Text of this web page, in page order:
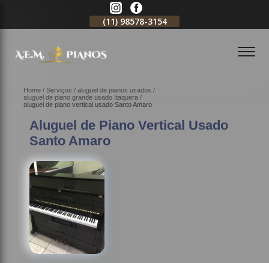
(11) 98578-3154
Home Serviços
aluguel de pianos usados
aluguel de piano grande usado Itaquera
aluguel de piano vertical usado Santo Amaro
Aluguel de Piano Vertical Usado
Santo Amaro